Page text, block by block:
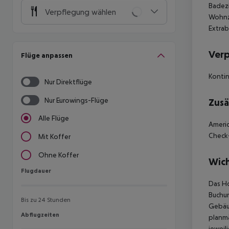
Verpflegung wählen
Flüge anpassen
Nur Direktflüge
Nur Eurowings-Flüge
Alle Flüge
Mit Koffer
Ohne Koffer
Flugdauer
Flugdauer
Bis zu 24 Stunden
Abflugzeiten
Abflugzeiten
Das